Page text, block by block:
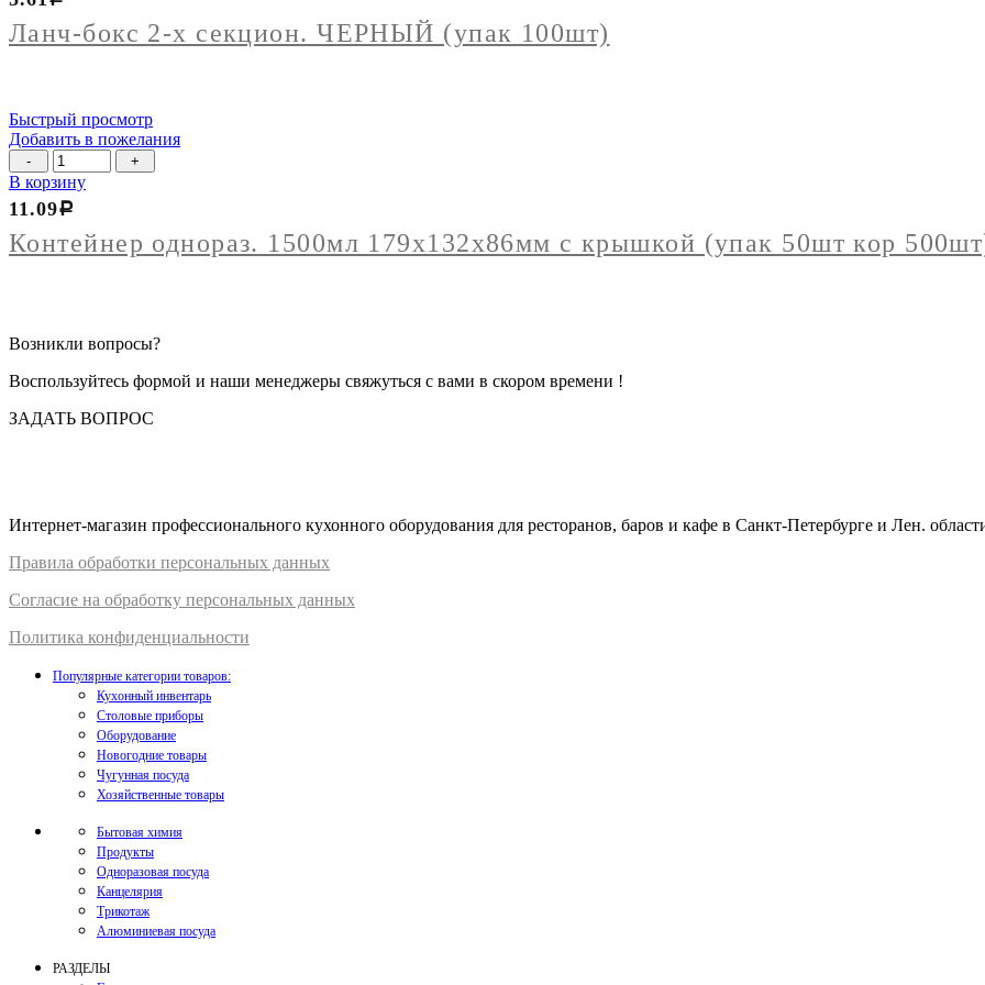
бокс
2-
х
100шт)
Ланч-бокс 2-х секцион. ЧЕРНЫЙ (упак 100шт)
Быстрый просмотр
Добавить в пожелания
Количество
товара
Контейнер
однораз.
1500мл
179х132х86мм
кор
500шт)
В корзину
Контейнер однораз. 1500мл 179х132х86мм с крышкой (упак 50шт кор
11.09Р
Возникли вопросы?
Воспользуйтесь формой и наши менеджеры свяжуться с вами в скором времени !
ЗАДАТЬ ВОПРОС
Интернет-магазин профессионального кухонного оборудования для ресторанов, баров и кафе в Санкт-Петербурге и Лен.
Правила обработки персональных данных
Согласие на обработку персональных данных
Политика конфиденциальности
Популярные категории товаров:
Кухонный инвентарь
Столовые приборы
Оборудование
Новогодние товары
Чугунная посуда
Хозяйственные товары
Бытовая химия
Продукты
Одноразовая посуда
Канцелярия
Трикотаж
Алюминиевая посуда
РАЗДЕЛЫ